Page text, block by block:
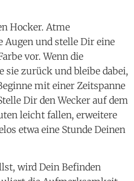
Hocker. Atme
Augen und stelle Dir eine
vor. Wenn die
sie zurück und bleibe dabei,
mit einer Zeitspanne
Dir den Wecker auf dem
leicht fallen, erweitere
etwa eine Stunde Deinen
wird Dein Befinden